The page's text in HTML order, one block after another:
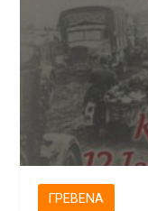
ΓΡΕΒΕΝΆ